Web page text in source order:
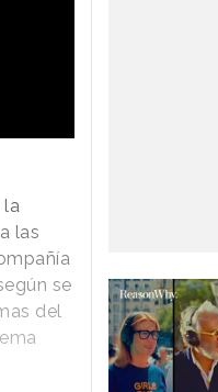
la
las
se
del